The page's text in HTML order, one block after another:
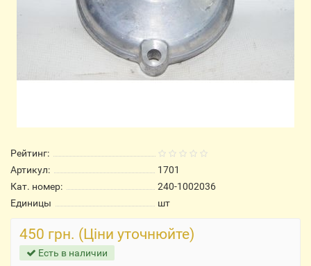
Рейтинг:
Артикул:
1701
Кат. номер:
240-1002036
Единицы
шт
450 грн. (Ціни уточнюйте)
Есть в наличии